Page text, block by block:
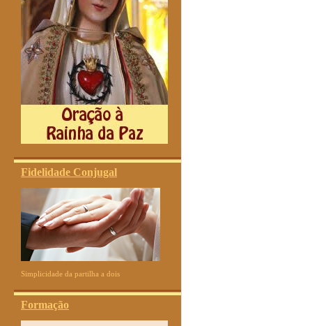
Fidelidade Conjugal
Simplicidade da partilha a dois
Formação